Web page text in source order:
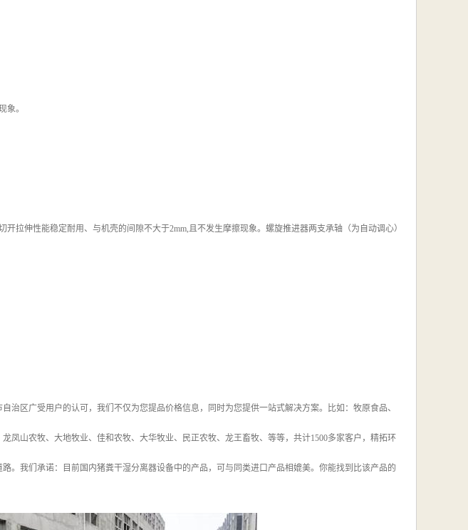
象。
开拉伸性能稳定耐用、与机壳的间隙不大于2mm,且不发生摩擦现象。螺旋推进器两支承轴（为自动调心）
治区广受用户的认可，我们不仅为您提品价格信息，同时为您提供一站式解决方案。比如：牧原食品、
凤山农牧、大地牧业、佳和农牧、大华牧业、民正农牧、龙王畜牧、等等，共计1500多家客户，精拓环
。我们承诺：目前国内猪粪干湿分离器设备中的产品，可与同类进口产品相媲美。你能找到比该产品的